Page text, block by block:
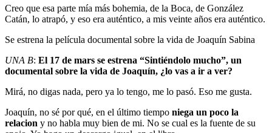
Creo que esa parte mía más bohemia, de la Boca, de González
Catán, lo atrapó, y eso era auténtico, a mis veinte años era auténtico.
Se estrena la película documental sobre la vida de Joaquín Sabina
UNA B: El 17 de mars se estrena “Sintiéndolo mucho”, un
documental sobre la vida de Joaquín, ¿lo vas a ir a ver?
Mirá, no digas nada, pero ya lo tengo, me lo pasó. Eso me gusta.
Joaquín, no sé por qué, en el último tiempo niega un poco la
relacion y no habla muy bien de mi. No se cual es la fuente de su